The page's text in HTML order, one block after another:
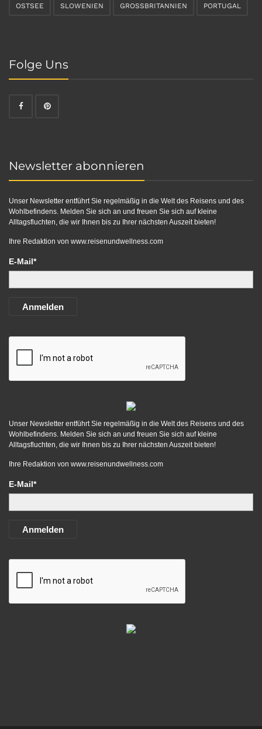
OSTSEE SLOWENIEN GROSSBRITANNIEN PORTUGAL
Folge Uns
Newsletter abonnieren
Unser Newsletter entführt Sie regelmäßig in die Welt des Reisens und des
Wohlbefindens. Melden Sie sich an und freuen Sie sich auf kleine
Alltagsfluchten, die wir Ihnen bis zu Ihrer nächsten Auszeit bieten!
Ihre Redaktion von www.reisenundwellness.com
E-Mail*
Anmelden
Unser Newsletter entführt Sie regelmäßig in die Welt des Reisens und des
Wohlbefindens. Melden Sie sich an und freuen Sie sich auf kleine
Alltagsfluchten, die wir Ihnen bis zu Ihrer nächsten Auszeit bieten!
Ihre Redaktion von www.reisenundwellness.com
E-Mail*
Anmelden